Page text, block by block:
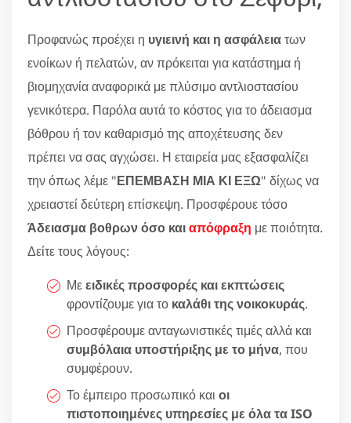
Προφανώς προέχει η υγιεινή και η ασφάλειατων
ενοίκων ή πελατών, αν πρόκειται για κατάστημα ή
βιομηχανία αναφορικά με πλύσιμο αντλιοστασίου
γενικότερα. Παρόλα αυτά το κόστος για το άδειασμα
βόθρου ή τον καθαρισμό της αποχέτευσης δεν
πρέπει να σας αγχώσει. Η εταιρεία μας εξασφαλίζει
την όπως λέμε "ΕΠΕΜΒΑΣΗ ΜΙΑ ΚΙ ΕΞΩ" δίχως να
χρειαστεί δεύτερη επίσκεψη. Προσφέρουε τόσο
Άδειασμα βοθρων όσο καιαπόφραξη με ποιότητα.
Δείτε τους λόγους:
Μεειδικές προσφορές και εκπτώσεις
φροντίζουμε για το καλάθι της νοικοκυράς.
Προσφέρουμε ανταγωνιστικές τιμές αλλά και
συμβόλαια υποστήριξης με το μήνα, που
συμφέρουν.
Το έμπειρο προσωπικό και οι
πιστοποιημένες υπηρεσίες με όλα τα ISO